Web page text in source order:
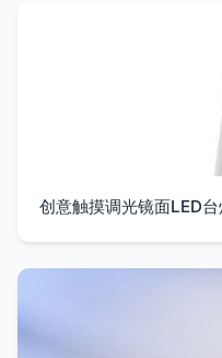
创意触摸调光镜面LED